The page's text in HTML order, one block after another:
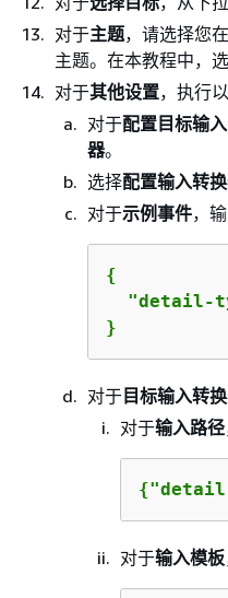
对于主题，请选择您
主题。在本教程中，
对于其他设置，执行
对于配置目标输入
器。
选择配置输入转
对于示例事件，
{
"detail-
}
对于目标输入转
对于输入路径
{
对于输入模板